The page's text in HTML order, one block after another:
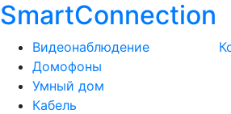
SmartConnection
Видеонаблюдение
Домофоны
Умный дом
Кабель